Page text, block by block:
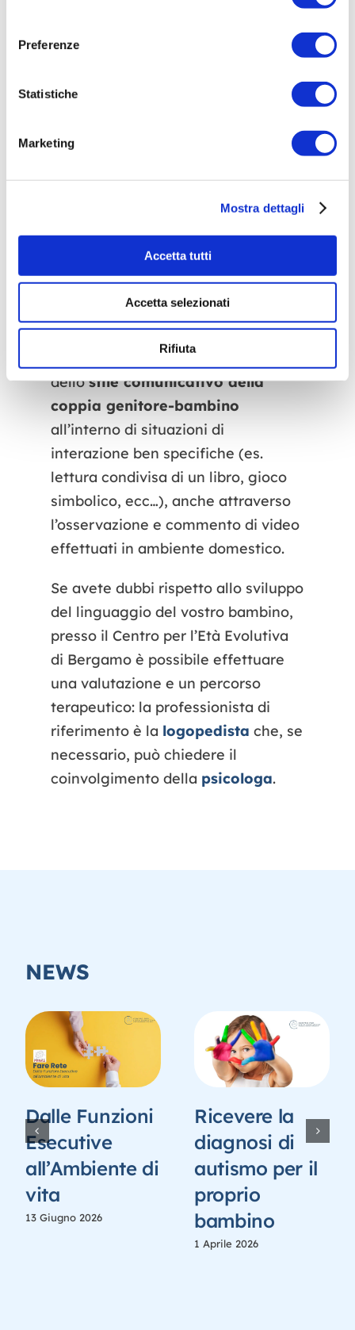
Preferenze
Statistiche
Marketing
Mostra dettagli
Accetta tutti
Accetta selezionati
Rifiuta
prodotta dal bambino…e molto
Il modello di intervento
INTERACT2TM, progettato da
Bonifacio e Hvastja Stefani (2004,
2010), rientra pienamente nei
programmi ad intervento precoce.
Esso è centrato sulle caratteristiche
dellostile comunicativo della
coppia genitore-bambino
all’interno di situazioni di
interazione ben specifiche (es.
lettura condivisa di un libro, gioco
simbolico, ecc…), anche attraverso
l’osservazione e commento di video
effettuati in ambiente domestico.
Se avete dubbi rispetto allo sviluppo
del linguaggio del vostro bambino,
presso il Centro per l’Età Evolutiva
di Bergamo è possibile effettuare
una valutazione e un percorso
terapeutico: la professionista di
riferimento è la logopedista che, se
necessario, può chiedere il
coinvolgimento della psicologa.
NEWS
Dalle Funzioni
Esecutive
all’Ambiente di
vita
13 Giugno 2026
Ricevere la
diagnosi di
autismo per il
proprio
bambino
1 Aprile 2026